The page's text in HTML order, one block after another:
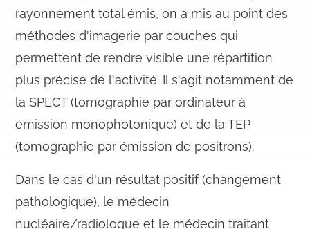
rayonnement total émis, on a mis au point des
méthodes d'imagerie par couches qui
permettent de rendre visible une répartition
plus précise de l'activité. Il s'agit notamment de
la SPECT (tomographie par ordinateur à
émission monophotonique) et de la TEP
(tomographie par émission de positrons).
Dans le cas d'un résultat positif (changement
pathologique), le médecin
nucléaire/radiologue et le médecin traitant